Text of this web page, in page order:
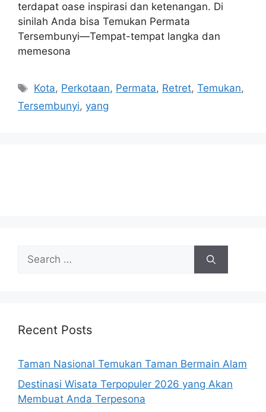
terdapat oase inspirasi dan ketenangan. Di
sinilah Anda bisa Temukan Permata
Tersembunyi—Tempat-tempat langka dan
memesona
Tags
Kota, Perkotaan, Permata, Retret,Temukan,
Tersembunyi, yang
Search
for:
Recent Posts
Taman Nasional Temukan Taman Bermain Alam
Destinasi Wisata Terpopuler 2026 yang Akan
Membuat Anda Terpesona